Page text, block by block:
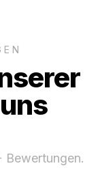
Bewertungen.